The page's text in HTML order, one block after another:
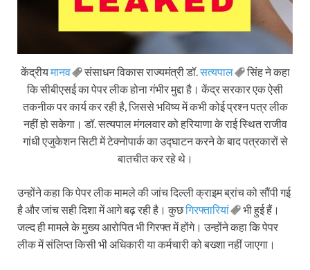
केंद्रीयमानव संसाधन विकास राज्यमंत्री डॉ.सत्यपाल
सिंह ने कहा
कि सीबीएसई का पेपर लीक होना गंभीर मुद्दा है। केंद्र सरकार एक ऐसी
तकनीक पर कार्य कर रही है, जिससे भविष्य में कभी कोई प्रश्न पत्र लीक
नहीं हो सकेगा। डॉ. सत्यपाल मंगलवार को हरियाणा के राई स्थित राजीव
गांधी एजुकेशन सिटी में टेक्नोपार्क का उद्घाटन करने के बाद पत्रकारों से
बातचीत कर रहे थे।
उन्होंने कहा कि पेपर लीक मामले की जांच दिल्ली क्राइम ब्रांच को सौंपी गई
है और जांच सही दिशा में आगे बढ़ रही है। कुछगिरफ्तारियां
भी हुई हैं।
जल्द ही मामले के मुख्य आरोपित भी गिरफ्त में होंगे। उन्होंने कहा कि पेपर
लीक में संलिप्त किसी भी अधिकारी या कर्मचारी को बख्शा नहीं जाएगा।